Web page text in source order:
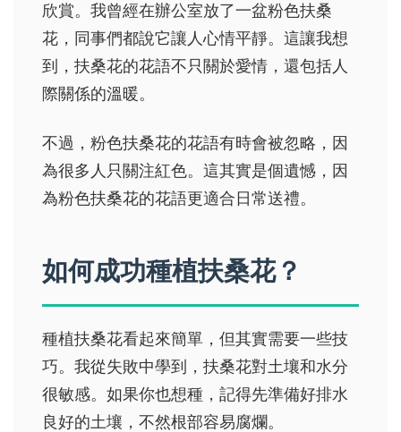
欣賞。我曾經在辦公室放了一盆粉色扶桑
花，同事們都說它讓人心情平靜。這讓我想
到，扶桑花的花語不只關於愛情，還包括人
際關係的溫暖。
不過，粉色扶桑花的花語有時會被忽略，因
為很多人只關注紅色。這其實是個遺憾，因
為粉色扶桑花的花語更適合日常送禮。
如何成功種植扶桑花？
種植扶桑花看起來簡單，但其實需要一些技
巧。我從失敗中學到，扶桑花對土壤和水分
很敏感。如果你也想種，記得先準備好排水
良好的土壤，不然根部容易腐爛。